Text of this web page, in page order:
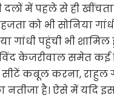
में पहले से ही
को भी सोनिया
पहुंची भी शामिल
केजरीवाल समेत
कबूल करना, राहुल
है। ऐसे में य​दि इस